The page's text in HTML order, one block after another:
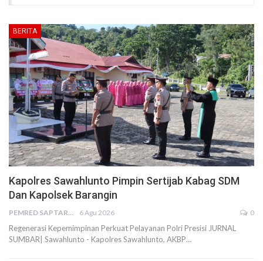
BERITA
Kapolres Sawahlunto Pimpin Sertijab Kabag SDM
Dan Kapolsek Barangin
PEMRED SAPTARIUS 6 Agu 2026 0
Regenerasi Kepemimpinan Perkuat Pelayanan Polri Presisi JURNAL
SUMBAR| Sawahlunto - Kapolres Sawahlunto, AKBP…